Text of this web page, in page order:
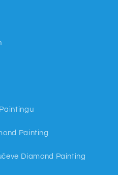
Painting
Diamond Painting